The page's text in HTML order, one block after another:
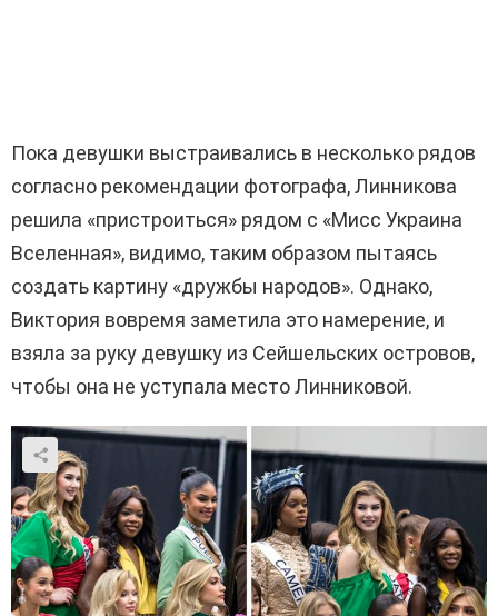
Пока девушки выстраивались в несколько рядов
согласно рекомендации фотографа, Линникова
решила «пристроиться» рядом с «Мисс Украина
Вселенная», видимо, таким образом пытаясь
создать картину «дружбы народов». Однако,
Виктория вовремя заметила это намерение, и
взяла за руку девушку из Сейшельских островов,
чтобы она не уступала место Линниковой.